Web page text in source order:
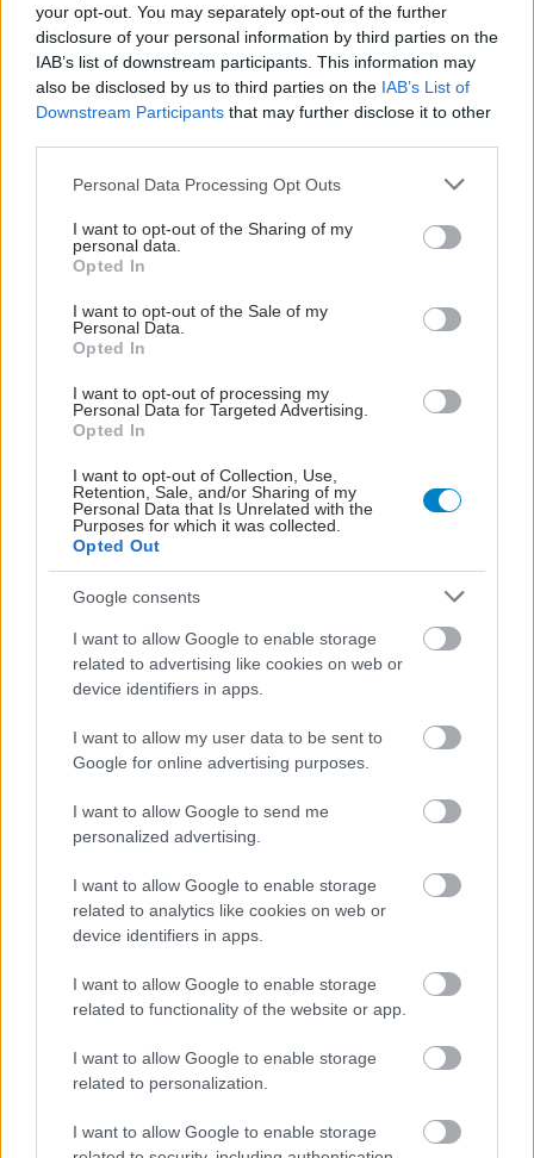
your opt-out. You may separately opt-out of the further
disclosure of your personal information by third parties on the
IAB’s list of downstream participants. This information may
also be disclosed by us to third parties on the IAB’s List of
Downstream Participants that may further disclose it to other
Please note that this website/app uses one or more Google
not limited to your visit or usage behaviour. You may click to
grant or deny consent to Google and its third-party tags to
use your data for below specified purposes in below Google
consent section.
Personal Data Processing Opt Outs
I want to opt-out of the Sharing of my
personal data.
Opted In
I want to opt-out of the Sale of my
Personal Data.
Opted In
I want to opt-out of processing my
Personal Data for Targeted Advertising.
Opted In
I want to opt-out of Collection, Use,
Retention, Sale, and/or Sharing of my
Personal Data that Is Unrelated with the
Purposes for which it was collected.
Opted Out
Google consents
I want to allow Google to enable storage
related to advertising like cookies on web or
device identifiers in apps.
I want to allow my user data to be sent to
Google for online advertising purposes.
I want to allow Google to send me
personalized advertising.
I want to allow Google to enable storage
related to analytics like cookies on web or
device identifiers in apps.
I want to allow Google to enable storage
related to functionality of the website or app.
I want to allow Google to enable storage
related to personalization.
I want to allow Google to enable storage
ΜΠΕΙΤΕ ΣΤΗ ΣΥΖΗΤΗΣΗ
Loading...
Προσθήκη Σχολίου